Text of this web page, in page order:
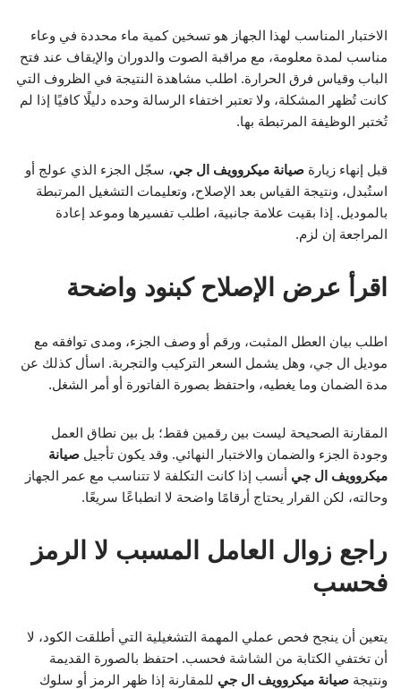
الاختبار المناسب لهذا الجهاز هو تسخين كمية ماء محددة في وعاء
مناسب لمدة معلومة، مع مراقبة الصوت والدوران والإيقاف عند فتح
الباب وقياس فرق الحرارة. اطلب مشاهدة النتيجة في الظروف التي
كانت تُظهر المشكلة، ولا تعتبر اختفاء الرسالة وحده دليلًا كافيًا إذا لم
تُختبر الوظيفة المرتبطة بها.
قبل إنهاء زيارة صيانة ميكروويف ال جي، سجّل الجزء الذي عولج أو
استُبدل، ونتيجة القياس بعد الإصلاح، وتعليمات التشغيل المرتبطة
بالموديل. إذا بقيت علامة جانبية، اطلب تفسيرها وموعد إعادة
المراجعة إن لزم.
اقرأ عرض الإصلاح كبنود واضحة
اطلب بيان العطل المثبت، ورقم أو وصف الجزء، ومدى توافقه مع
موديل ال جي، وهل يشمل السعر التركيب والتجربة. اسأل كذلك عن
مدة الضمان وما يغطيه، واحتفظ بصورة الفاتورة أو أمر الشغل.
المقارنة الصحيحة ليست بين رقمين فقط؛ بل بين نطاق العمل
وجودة الجزء والضمان والاختبار النهائي. وقد يكون تأجيل صيانة
ميكروويف ال جي أنسب إذا كانت التكلفة لا تتناسب مع عمر الجهاز
وحالته، لكن القرار يحتاج أرقامًا واضحة لا انطباعًا سريعًا.
راجع زوال العامل المسبب لا الرمز
فحسب
يتعين أن ينجح فحص عملي المهمة التشغيلية التي أطلقت الكود، لا
أن تختفي الكتابة من الشاشة فحسب. احتفظ بالصورة القديمة
ونتيجة صيانة ميكروويف ال جي للمقارنة إذا ظهر الرمز أو سلوك